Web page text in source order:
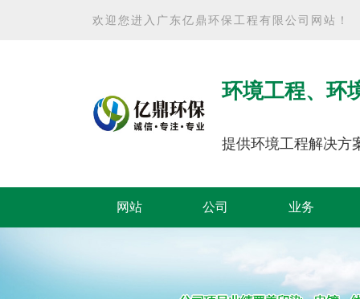
欢迎您进入广东亿鼎环保工程有限公司网站！
环境工程、环
提供环境工程解决方
网站 公司 业务